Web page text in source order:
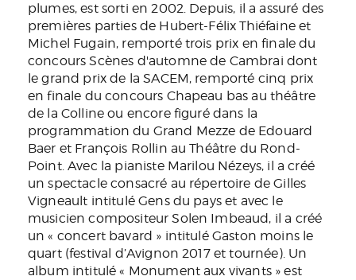
plumes, est sorti en 2002. Depuis, il a assuré des
premières parties de Hubert-Félix Thiéfaine et
Michel Fugain, remporté trois prix en finale du
concoursScènes d'automne de Cambrai dont
le grand prix de la SACEM, remporté cinq prix
en finale du concours Chapeau bas au théâtre
de la Colline ou encore figuré dans la
programmation du Grand Mezze de Edouard
Baer et François Rollin au Théâtre du Rond-
Point. Avec la pianiste Marilou Nézeys, il a créé
un spectacle consacré au répertoire de Gilles
Vigneault intituléGens du payset avec le
musicien compositeur Solen Imbeaud, il a créé
un « concert bavard » intitulé Gaston moins le
quart(festival d’Avignon 2017 et tournée). Un
album intitulé « Monument aux vivants » est